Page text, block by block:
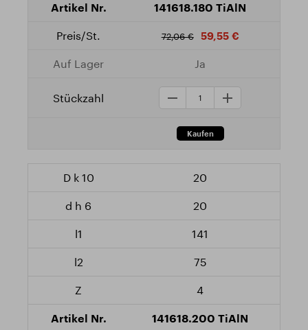
141618.180 TiAlN
72,06 € 59,55 €
Ja
20
20
141
75
4
141618.200 TiAlN